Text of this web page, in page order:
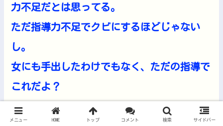
力不足だとは思ってる。
ただ指導力不足でクビにするほどじゃない
し。
女にも手出したわけでもなく、ただの指導で
これだよ？
部下のところに行こうとしたら止められたの
メニュー HOME トップ コメント 検索 サイドバー